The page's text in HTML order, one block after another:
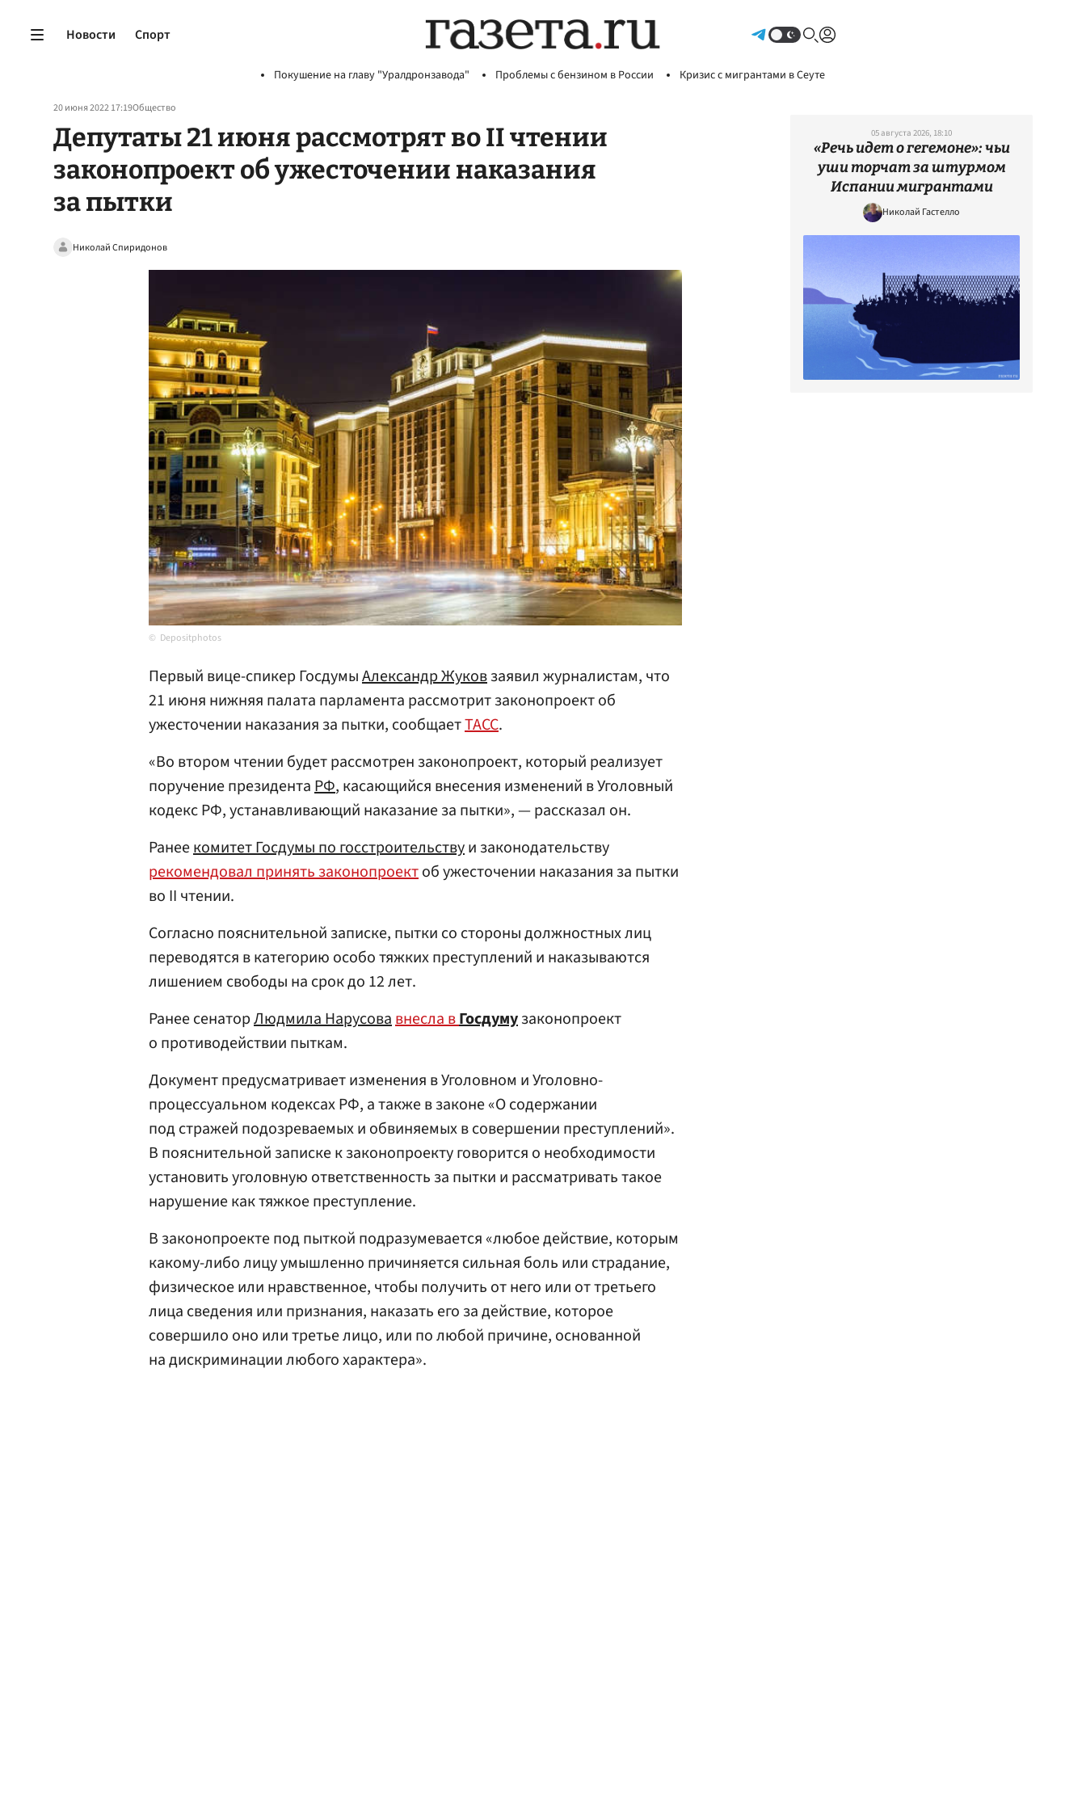
Новости Спорт
Покушение на главу "Уралдронзавода" Проблемы с бензином в России Кризис с мигрантами в Сеуте
20 июня 2022 17:19Общество
Депутаты 21 июня рассмотрят во II чтении
законопроект об ужесточении наказания
за пытки
Николай Спиридонов
Depositphotos
Первый вице-спикер ГосдумыАлександр Жуковзаявил журналистам, что
21 июня нижняя палата парламента рассмотрит законопроект об
ужесточении наказания за пытки, сообщаетТАСС.
«Во втором чтении будет рассмотрен законопроект, который реализует
поручение президентаРФ, касающийся внесения изменений в Уголовный
кодекс РФ, устанавливающий наказание за пытки», — рассказал он.
Ранеекомитет Госдумы по госстроительствуи законодательству
рекомендовал принять законопроектоб ужесточении наказания за пытки
во II чтении.
Согласно пояснительной записке, пытки со стороны должностных лиц
переводятся в категорию особо тяжких преступлений и наказываются
лишением свободы на срок до 12 лет.
Ранее сенаторЛюдмила Нарусовавнесла вГосдумузаконопроект
о противодействии пыткам.
Документ предусматривает изменения в Уголовном и Уголовно-
процессуальном кодексах РФ, а также в законе «О содержании
под стражей подозреваемых и обвиняемых в совершении преступлений».
В пояснительной записке к законопроекту говорится о необходимости
установить уголовную ответственность за пытки и рассматривать такое
нарушение как тяжкое преступление.
В законопроекте под пыткой подразумевается «любое действие, которым
какому-либо лицу умышленно причиняется сильная боль или страдание,
физическое или нравственное, чтобы получить от него или от третьего
лица сведения или признания, наказать его за действие, которое
совершило оно или третье лицо, или по любой причине, основанной
на дискриминации любого характера».
05 августа 2026, 18:10
«Речь идет о гегемоне»: чьи
уши торчат за штурмом
Испании мигрантами
Николай Гастелло